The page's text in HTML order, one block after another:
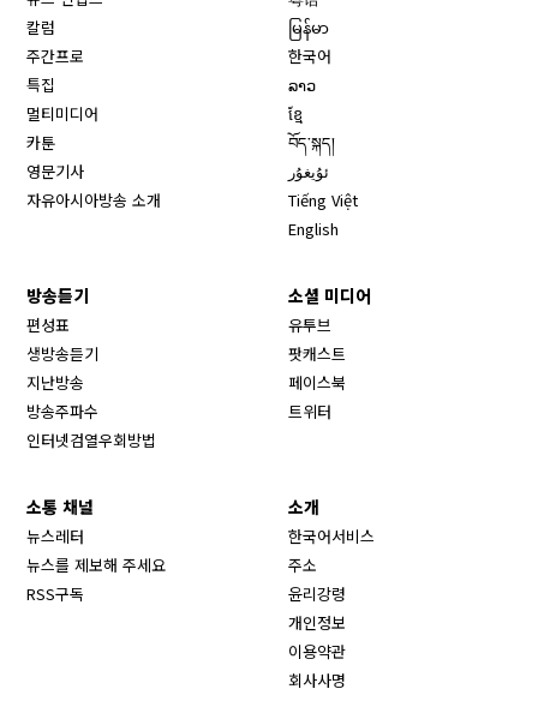
칼럼
주간프로
특집
멀티미디어
카툰
영문기사
자유아시아방송 소개
မြန်မာ
한국어
ລາວ
ខ្មែ
བོད་སྐད།
ئۇيغۇر
Tiếng Việt
English
방송듣기
편성표
생방송듣기
지난방송
방송주파수
인터넷검열우회방법
소셜 미디어
유투브
팟캐스트
페이스북
트위터
소통 채널
뉴스레터
뉴스를 제보해 주세요
RSS구독
소개
한국어서비스
주소
윤리강령
개인정보
이용약관
회사사명